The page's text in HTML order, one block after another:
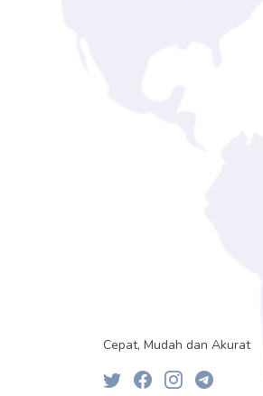
Cepat, Mudah dan Akurat